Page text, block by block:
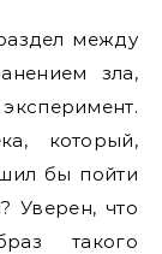
между
зла,
который,
бы пойти
Уверен, что
такого